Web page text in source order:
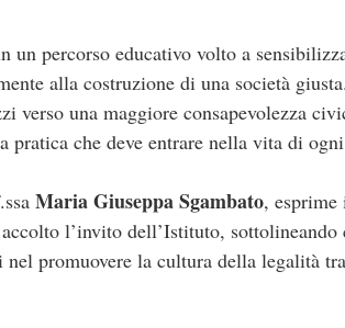
un percorso educativo volto a
alla costruzione di una società
verso una maggiore consapevolezza
pratica che deve entrare nella vita di
Maria Giuseppa Sgambato,
l’invito dell’Istituto,
promuovere la cultura della legalità